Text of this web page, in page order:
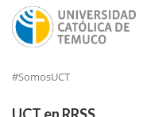
#SomosUCT
UCT en RRSS